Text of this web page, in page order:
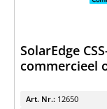
SolarEdge
commercieel
Art. Nr.: 12650